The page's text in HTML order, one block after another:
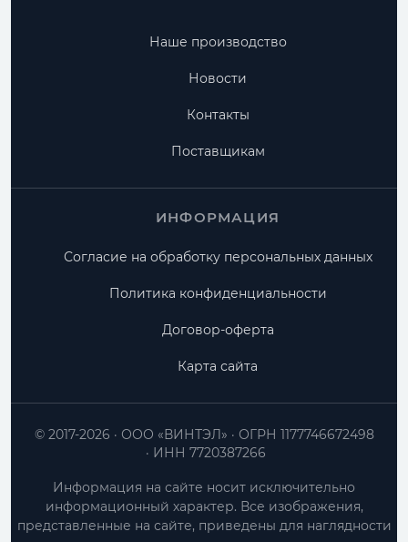
Наше производство
Новости
Контакты
Поставщикам
ИНФОРМАЦИЯ
Согласие на обработку персональных данных
Политика конфиденциальности
Договор-оферта
Карта сайта
ООО «ВИНТЭЛ»
ОГРН 1177746672498
ИНН 7720387266
© 2017-2026
Информация на сайте носит исключительно
информационный характер. Все изображения,
представленные на сайте, приведены для наглядности